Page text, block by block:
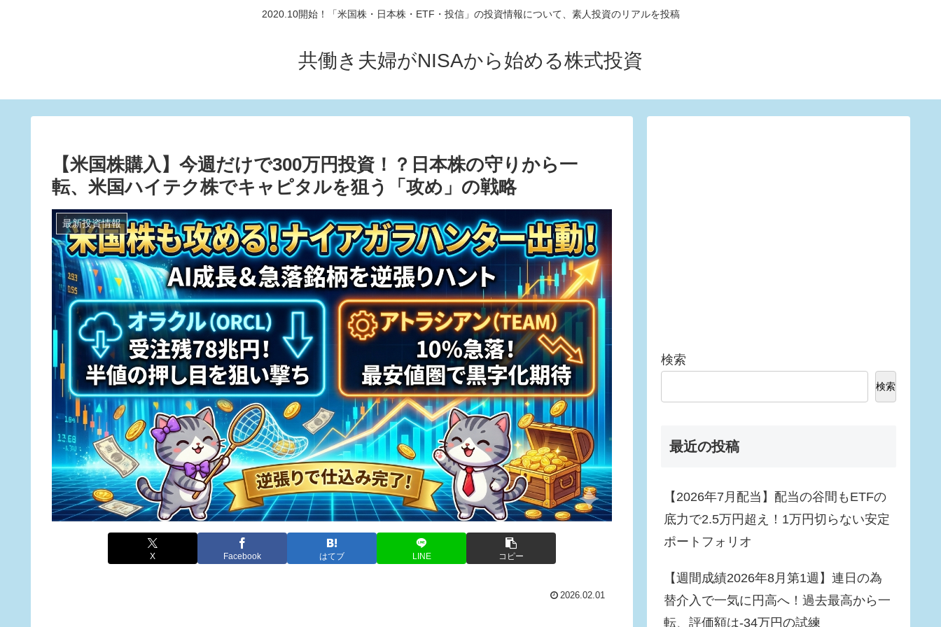
2020.10開始！「米国株・日本株・ETF・投信」の投資情報について、素人投資のリアルを投稿
共働き夫婦がNISAから始める株式投資
【米国株購入】今週だけで300万円投資！？日本株の守りから一
転、米国ハイテク株でキャピタルを狙う「攻め」の戦略
最新投資情報
X Facebook はてブ LINE コピー
2026.02.01
検索
検索
最近の投稿
【2026年7月配当】配当の谷間もETFの
底力で2.5万円超え！1万円切らない安定
ポートフォリオ
【週間成績2026年8月第1週】連日の為
替介入で一気に円高へ！過去最高から一
転、評価額は-34万円の試練